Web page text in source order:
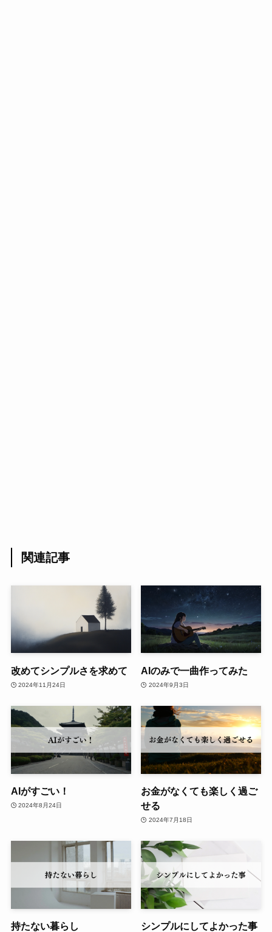
関連記事
改めてシンプルさを求めて
2024年11月24日
AIのみで一曲作ってみた
2024年9月3日
AIがすごい！
2024年8月24日
お金がなくても楽しく過ご
せる
2024年7月18日
持たない暮らし シンプルにしてよかった事